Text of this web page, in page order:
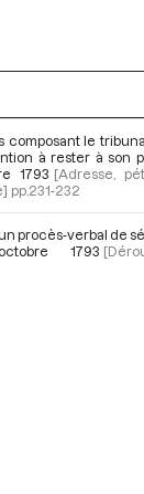
composant le
à rester à son
1793 [Adresse,
pp.231-232
procès-verbal de
1793